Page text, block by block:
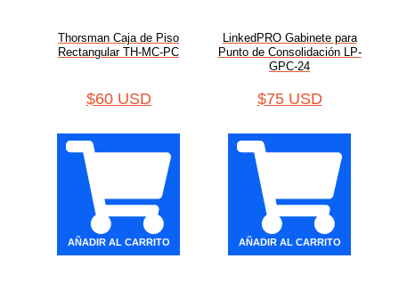
Thorsman Caja de Piso
Rectangular TH-MC-PC
$60 USD
AÑADIR AL CARRITO
LinkedPRO Gabinete para
Punto de Consolidación LP-
GPC-24
$75 USD
AÑADIR AL CARRITO